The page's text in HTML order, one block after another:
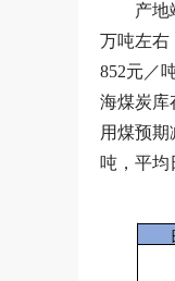
产地
万吨左右
852元／
海煤炭库
用煤预期
吨，平均